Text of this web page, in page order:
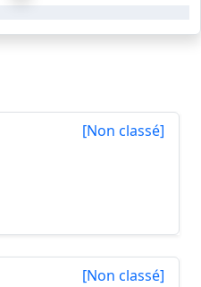
[Non classé]
[Non classé]